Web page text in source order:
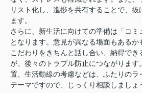
リスト化し、進捗を共有することで、
ます。
さらに、新生活に向けての準備は「コ
となります。意見が異なる場面もある
こだわりをきちんと話し合い、納得でき
が、後々のトラブル防止につながります
置、生活動線の考慮などは、ふたりのラ
テーマですので、じっくり相談しましょ